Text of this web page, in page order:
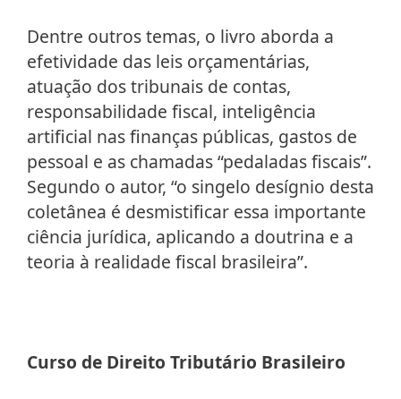
Dentre outros temas, o livro aborda a
efetividade das leis orçamentárias,
atuação dos tribunais de contas,
responsabilidade fiscal, inteligência
artificial nas finanças públicas, gastos de
pessoal e as chamadas “pedaladas fiscais”.
Segundo o autor, “o singelo desígnio desta
coletânea é desmistificar essa importante
ciência jurídica, aplicando a doutrina e a
teoria à realidade fiscal brasileira”.
Curso de Direito Tributário Brasileiro